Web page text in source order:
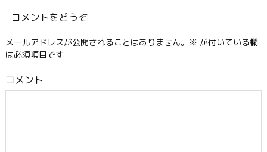
コメントをどうぞ
メールアドレスが公開されることはありません。 ※ が付いている欄
は必須項目です
コメント